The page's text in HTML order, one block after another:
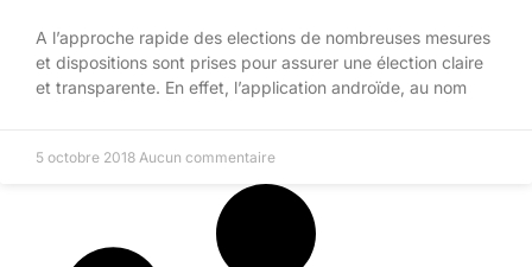
A l’approche rapide des elections de nombreuses mesures
et dispositions sont prises pour assurer une élection claire
et transparente. En effet, l’application androïde, au nom
5 octobre 2018 Aucun commentaire